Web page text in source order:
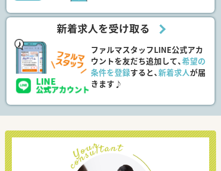
新着求人を受け取る
ファルマスタッフLINE公式アカ
ウントを友だち追加して、希望の
条件を登録すると、新着求人が届
きます♪